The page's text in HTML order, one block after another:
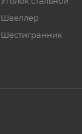
Швеллер
Шестигранник